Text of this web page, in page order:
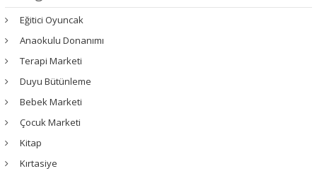
Eğitici Oyuncak
Anaokulu Donanımı
Terapi Marketi
Duyu Bütünleme
Bebek Marketi
Çocuk Marketi
Kitap
Kırtasiye